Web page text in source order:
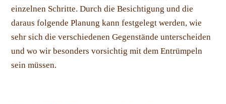
einzelnen Schritte. Durch die Besichtigung und die
daraus folgende Planung kann festgelegt werden, wie
sehr sich die verschiedenen Gegenstände unterscheiden
und wo wir besonders vorsichtig mit dem Entrümpeln
sein müssen.